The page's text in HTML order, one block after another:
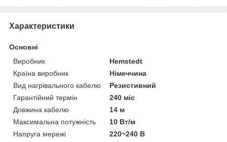
Характеристики
Основні
Виробник
Hemstedt
Країна виробник
Німеччина
Вид нагрівального кабелю
Резистивний
Гарантійний термін
240 міс
Довжина кабелю
14 м
Максимальна потужність
10 Вт/м
Напруга мережі
220~240 В